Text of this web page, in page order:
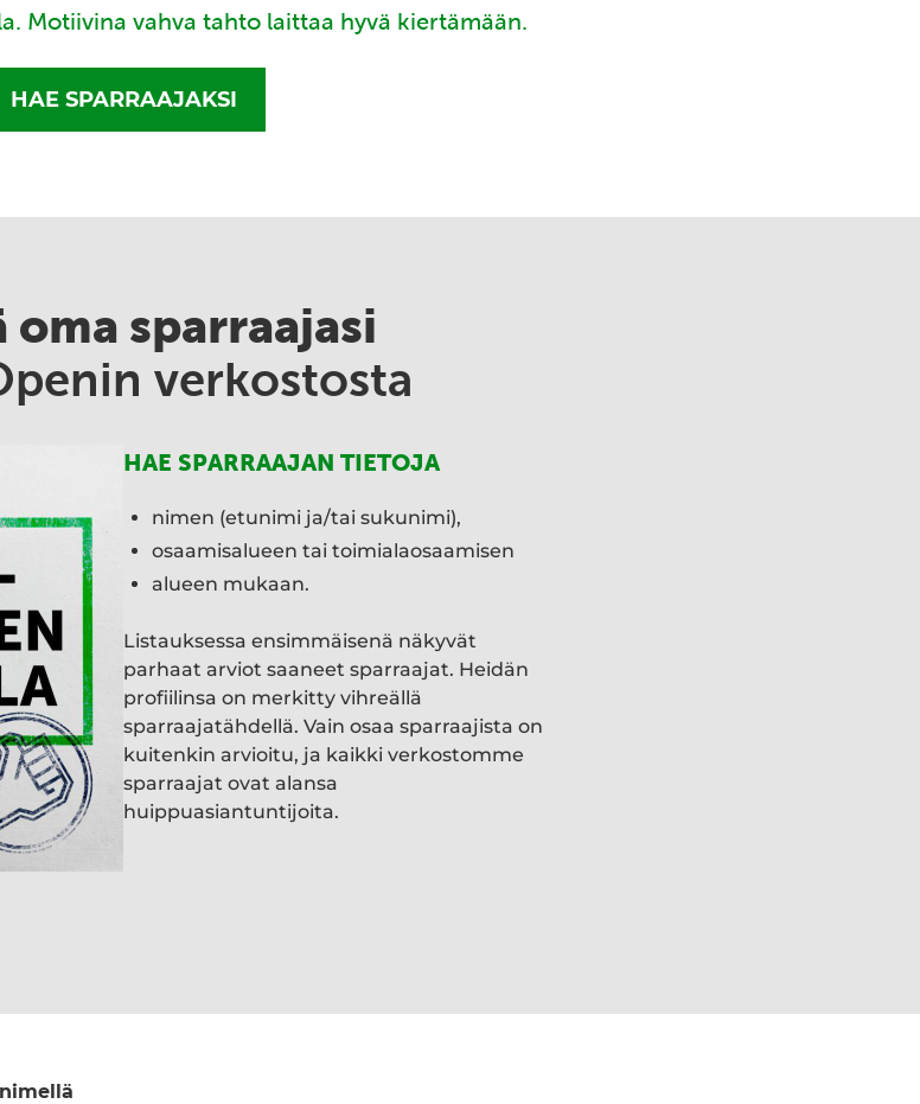
Motiivina vahva tahto laittaa hyvä kiertämään.
HAE SPARRAAJAKSI
oma sparraajasi
verkostosta
HAE SPARRAAJAN TIETOJA
nimen (etunimi ja/tai sukunimi),
osaamisalueen tai toimialaosaamisen
alueen mukaan.
Listauksessa ensimmäisenä näkyvät
parhaat arviot saaneet sparraajat. Heidän
profiilinsa on merkitty vihreällä
sparraajatähdellä. Vain osaa sparraajista on
kuitenkin arvioitu, ja kaikki verkostomme
sparraajat ovat alansa
huippuasiantuntijoita.